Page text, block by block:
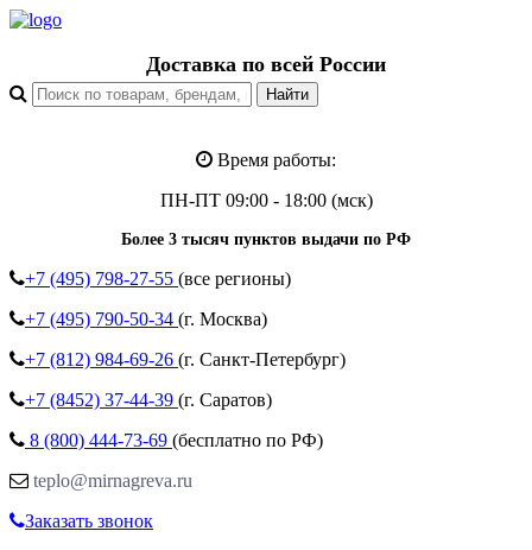
Доставка по всей России
Время работы:
ПН-ПТ 09:00 - 18:00 (мск)
Более 3 тысяч пунктов выдачи по РФ
+7 (495) 798-27-55 (все регионы)
+7 (495) 790-50-34 (г. Москва)
+7 (812) 984-69-26 (г. Санкт-Петербург)
+7 (8452) 37-44-39 (г. Саратов)
8 (800) 444-73-69 (бесплатно по РФ)
teplo@mirnagreva.ru
Заказать звонок